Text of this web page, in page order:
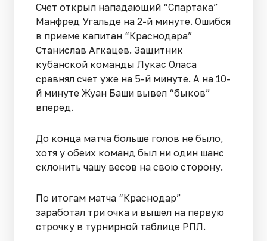
Счет открыл нападающий “Спартака”
Манфред Угальде на 2-й минуте. Ошибся
в приеме капитан “Краснодара”
Станислав Агкацев. Защитник
кубанской команды Лукас Оласа
сравнял счет уже на 5-й минуте. А на 10-
й минуте Жуан Баши вывел “быков”
вперед.
До конца матча больше голов не было,
хотя у обеих команд был ни один шанс
склонить чашу весов на свою сторону.
По итогам матча “Краснодар”
заработал три очка и вышел на первую
строчку в турнирной таблице РПЛ.